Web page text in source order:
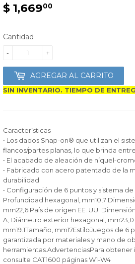
$ 1,66900
Cantidad
+
-
AGREGAR AL CARRITO
SIN INVENTARIO. TIEMPO DE
Características
• Los dados Snap-on® que utilizan el
flancos/partes planas, lo que brinda
• El acabado de aleación de níquel-
• Fabricado con acero patentado de la
durabilidad
• Configuración de 6 puntos y sistema
Profundidad hexagonal, mm10,7
mm22,6 País de origen EE. UU.
A, Diámetro exterior hexagonal,
mm19.1Tamaño, mm17EstiloJuegos de
garantizada por materiales y mano de
herramientas.AdvertenciasPara
consulte CAT1600 páginas W1-W4